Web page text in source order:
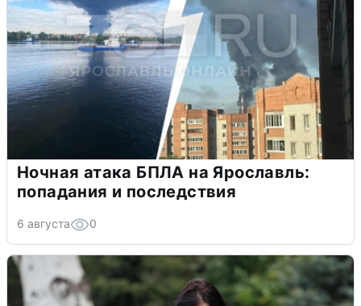
Ночная атака БПЛА на Ярославль:
попадания и последствия
6 августа 0